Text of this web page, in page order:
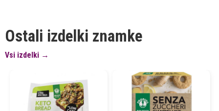
Ostali izdelki znamke
Vsi izdelki →